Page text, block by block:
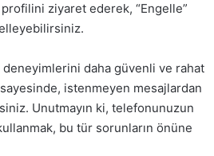
ziyaret ederek, “Engelle”
deneyimlerini daha güvenli ve rahat
istenmeyen mesajlardan
Unutmayın ki, telefonunuzun
bu tür sorunların önüne